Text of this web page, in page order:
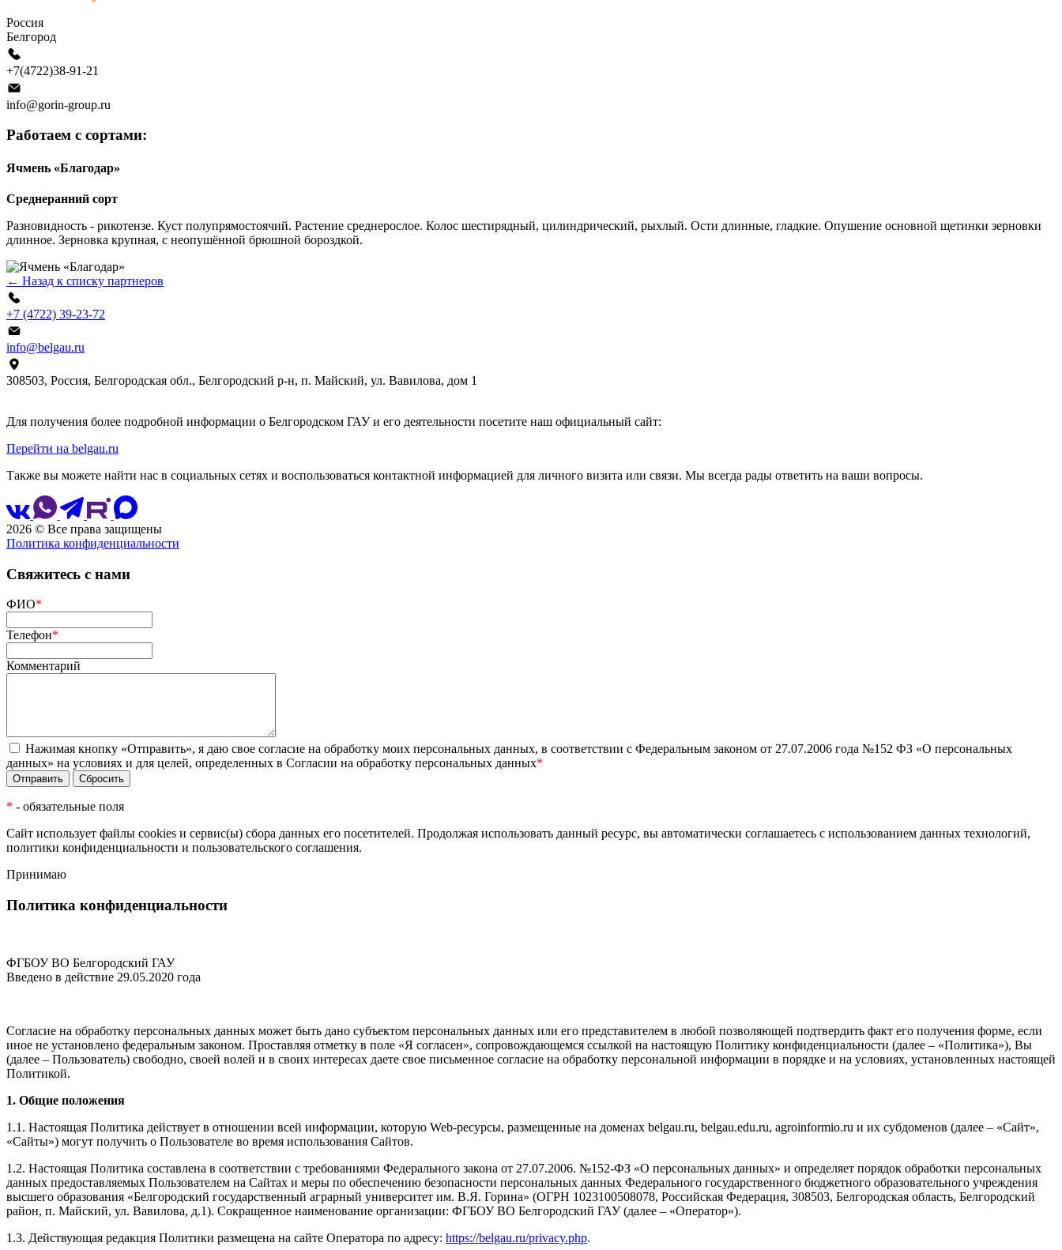
Россия
Белгород
+7(4722)38-91-21
info@gorin-group.ru
Работаем с сортами:
Ячмень «Благодар»
Среднеранний сорт
Разновидность - рикотензе. Куст полупрямостоячий. Растение среднерослое. Колос шестирядный, цилиндрический, рыхлый. Ости длинные, гладкие. Опушение основной щетинки зерновки
длинное. Зерновка крупная, с неопушённой брюшной бороздкой.
← Назад к списку партнеров
+7 (4722) 39-23-72
info@belgau.ru
308503, Россия, Белгородская обл., Белгородский р‑н, п. Майский, ул. Вавилова, дом 1
Для получения более подробной информации о Белгородском ГАУ и его деятельности посетите наш официальный сайт:
Перейти на belgau.ru
Также вы можете найти нас в социальных сетях и воспользоваться контактной информацией для личного визита или связи. Мы всегда рады ответить на ваши вопросы.
2026 © Все права защищены
Политика конфиденциальности
Свяжитесь с нами
ФИО*
Телефон*
Комментарий
Нажимая кнопку «Отправить», я даю свое согласие на обработку моих персональных данных, в соответствии с Федеральным законом от 27.07.2006 года №152 ФЗ «О персональных
данных» на условиях и для целей, определенных в Согласии на обработку персональных данных*
* - обязательные поля
Сайт использует файлы cookies и сервис(ы) сбора данных его посетителей. Продолжая использовать данный ресурс, вы автоматически соглашаетесь с использованием данных технологий,
политики конфиденциальности и пользовательского соглашения.
Принимаю
Политика конфиденциальности
ФГБОУ ВО Белгородский ГАУ
Введено в действие 29.05.2020 года
Согласие на обработку персональных данных может быть дано субъектом персональных данных или его представителем в любой позволяющей подтвердить факт его получения форме, если
иное не установлено федеральным законом. Проставляя отметку в поле «Я согласен», сопровождающемся ссылкой на настоящую Политику конфиденциальности (далее – «Политика»), Вы
(далее – Пользователь) свободно, своей волей и в своих интересах даете свое письменное согласие на обработку персональной информации в порядке и на условиях, установленных настоящей
Политикой.
1. Общие положения
1.1. Настоящая Политика действует в отношении всей информации, которую Web-ресурсы, размещенные на доменах belgau.ru, belgau.edu.ru, agroinformio.ru и их субдоменов (далее – «Сайт»,
«Сайты») могут получить о Пользователе во время использования Сайтов.
1.2. Настоящая Политика составлена в соответствии с требованиями Федерального закона от 27.07.2006. №152-ФЗ «О персональных данных» и определяет порядок обработки персональных
данных предоставляемых Пользователем на Сайтах и меры по обеспечению безопасности персональных данных Федерального государственного бюджетного образовательного учреждения
высшего образования «Белгородский государственный аграрный университет им. В.Я. Горина» (ОГРН 1023100508078, Российская Федерация, 308503, Белгородская область, Белгородский
район, п. Майский, ул. Вавилова, д.1). Сокращенное наименование организации: ФГБОУ ВО Белгородский ГАУ (далее – «Оператор»).
1.3. Действующая редакция Политики размещена на сайте Оператора по адресу: https://belgau.ru/privacy.php.